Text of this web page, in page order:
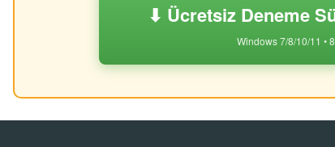
⬇ Ücretsiz Deneme
Windows 7/8/10/11 •